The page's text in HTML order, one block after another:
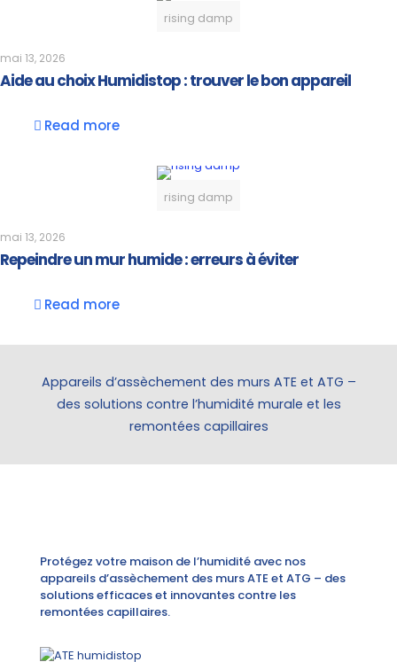
rising damp
mai 13, 2026
Aide au choix Humidistop : trouver le bon appareil
Read more
rising damp
mai 13, 2026
Repeindre un mur humide : erreurs à éviter
Read more
Appareils d’assèchement des murs ATE et ATG –
des solutions contre l’humidité murale et les
remontées capillaires
Protégez votre maison de l’humidité avec nos
appareils d’assèchement des murs ATE et ATG – des
solutions efficaces et innovantes contre les
remontées capillaires.